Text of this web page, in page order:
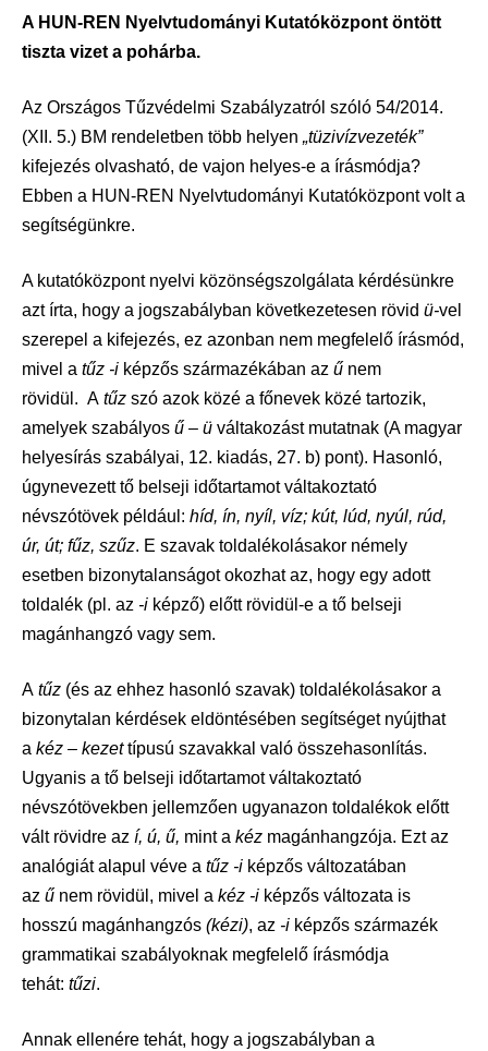
A HUN-REN Nyelvtudományi Kutatóközpont öntött
tiszta vizet a pohárba.
Az Országos Tűzvédelmi Szabályzatról szóló 54/2014.
(XII. 5.) BM rendeletben több helyen „tüzivízvezeték”
kifejezés olvasható, de vajon helyes-e a írásmódja?
Ebben a HUN-REN Nyelvtudományi Kutatóközpont volt a
segítségünkre.
A kutatóközpont nyelvi közönségszolgálata kérdésünkre
azt írta, hogy a jogszabályban következetesen rövid ü-vel
szerepel a kifejezés, ez azonban nem megfelelő írásmód,
mivel a tűz -i képzős származékában az ű nem
rövidül. A tűz szó azok közé a főnevek közé tartozik,
amelyek szabályos ű – ü váltakozást mutatnak (A magyar
helyesírás szabályai, 12. kiadás, 27. b) pont). Hasonló,
úgynevezett tő belseji időtartamot váltakoztató
névszótövek például: híd, ín, nyíl, víz; kút, lúd, nyúl, rúd,
úr, út; fűz, szűz. E szavak toldalékolásakor némely
esetben bizonytalanságot okozhat az, hogy egy adott
toldalék (pl. az -i képző) előtt rövidül-e a tő belseji
magánhangzó vagy sem.
A tűz (és az ehhez hasonló szavak) toldalékolásakor a
bizonytalan kérdések eldöntésében segítséget nyújthat
a kéz – kezettípusú szavakkal való összehasonlítás.
Ugyanis a tő belseji időtartamot váltakoztató
névszótövekben jellemzően ugyanazon toldalékok előtt
vált rövidre az í, ú, ű, mint a kéz magánhangzója. Ezt az
analógiát alapul véve a tűz -i képzős változatában
az ű nem rövidül, mivel a kéz -i képzős változata is
hosszú magánhangzós (kézi), az -i képzős származék
grammatikai szabályoknak megfelelő írásmódja
tehát: tűzi.
Annak ellenére tehát, hogy a jogszabályban a